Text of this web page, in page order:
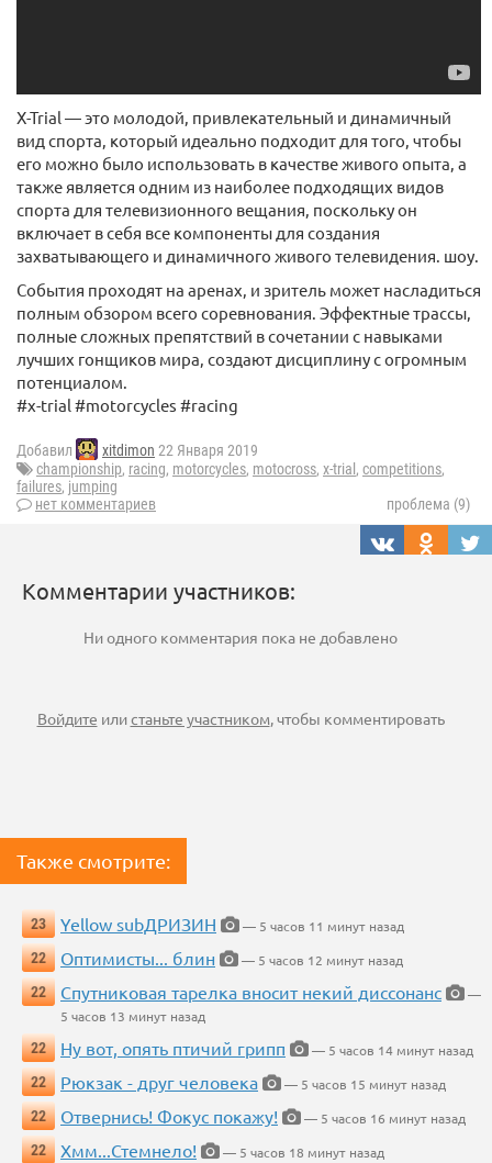
X-Trial — это молодой, привлекательный и динамичный
вид спорта, который идеально подходит для того, чтобы
его можно было использовать в качестве живого опыта, а
также является одним из наиболее подходящих видов
спорта для телевизионного вещания, поскольку он
включает в себя все компоненты для создания
захватывающего и динамичного живого телевидения. шоу.
События проходят на аренах, и зритель может насладиться
полным обзором всего соревнования. Эффектные трассы,
полные сложных препятствий в сочетании с навыками
лучших гонщиков мира, создают дисциплину с огромным
потенциалом.
#x-trial #motorcycles #racing
Добавил xitdimon 22 Января 2019
championship, racing, motorcycles, motocross, x-trial , competitions,
failures, jumping
нет комментариев
проблема (9)
Комментарии участников:
Ни одного комментария пока не добавлено
Войдите илистаньте участником, чтобы комментировать
Также смотрите:
23 Yellow subДРИЗИН
— 5 часов 11 минут назад
22
Оптимисты... блин
— 5 часов 12 минут назад
22
Спутниковая тарелка вносит некий диссонанс
—
5 часов 13 минут назад
22
Ну вот, опять птичий грипп
— 5 часов 14 минут назад
22
Рюкзак - друг человека
— 5 часов 15 минут назад
22
Отвернись! Фокус покажу!
— 5 часов 16 минут назад
22
Хмм...Стемнело!
— 5 часов 18 минут назад